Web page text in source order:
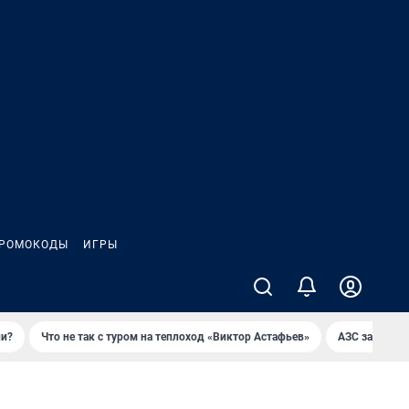
ИГРЫ
Что не так с туром на теплоход «Виктор Астафьев» AЗС